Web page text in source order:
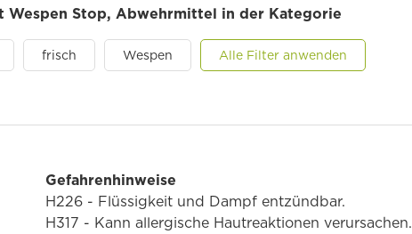
Wespen Stop, Abwehrmittel in der Kategorie
frisch Wespen Alle Filter anwenden
Gefahrenhinweise
H226 - Flüssigkeit und Dampf entzündbar.
H317 - Kann allergische Hautreaktionen verursachen.